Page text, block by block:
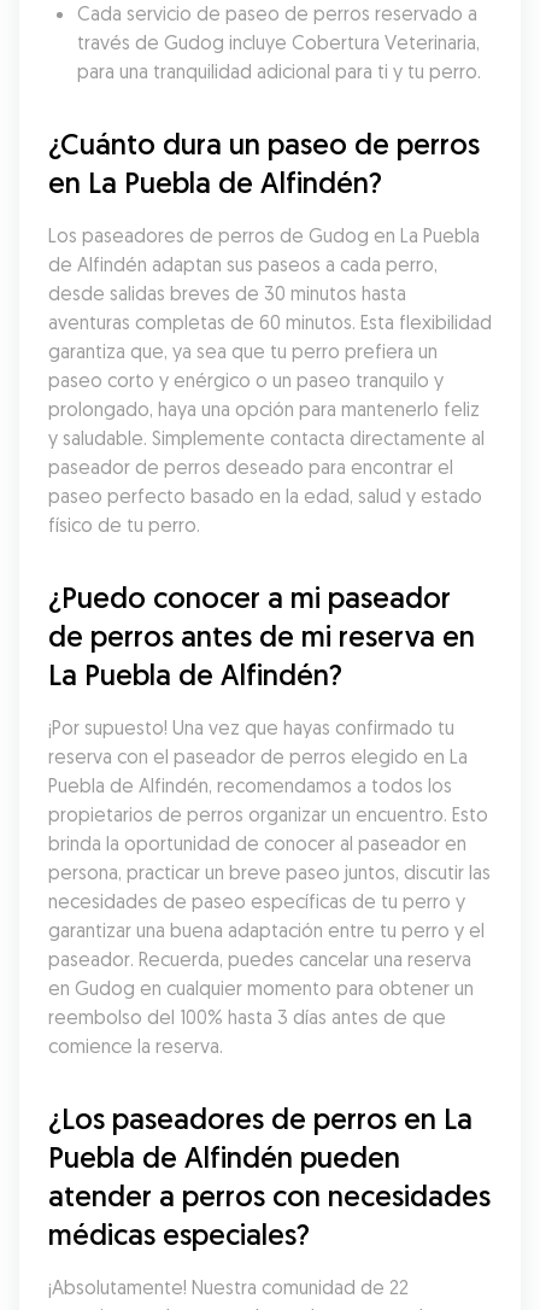
Cada servicio de paseo de perros reservado a
través de Gudog incluye Cobertura Veterinaria,
para una tranquilidad adicional para ti y tu perro.
¿Cuánto dura un paseo de perros
en La Puebla de Alfindén?
Los paseadores de perros de Gudog en La Puebla
de Alfindén adaptan sus paseos a cada perro,
desde salidas breves de 30 minutos hasta
aventuras completas de 60 minutos. Esta flexibilidad
garantiza que, ya sea que tu perro prefiera un
paseo corto y enérgico o un paseo tranquilo y
prolongado, haya una opción para mantenerlo feliz
y saludable. Simplemente contacta directamente al
paseador de perros deseado para encontrar el
paseo perfecto basado en la edad, salud y estado
físico de tu perro.
¿Puedo conocer a mi paseador
de perros antes de mi reserva en
La Puebla de Alfindén?
¡Por supuesto! Una vez que hayas confirmado tu
reserva con el paseador de perros elegido en La
Puebla de Alfindén, recomendamos a todos los
propietarios de perros organizar un encuentro. Esto
brinda la oportunidad de conocer al paseador en
persona, practicar un breve paseo juntos, discutir las
necesidades de paseo específicas de tu perro y
garantizar una buena adaptación entre tu perro y el
paseador. Recuerda, puedes cancelar una reserva
en Gudog en cualquier momento para obtener un
reembolso del 100% hasta 3 días antes de que
comience la reserva.
¿Los paseadores de perros en La
Puebla de Alfindén pueden
atender a perros con necesidades
médicas especiales?
¡Absolutamente! Nuestra comunidad de 22